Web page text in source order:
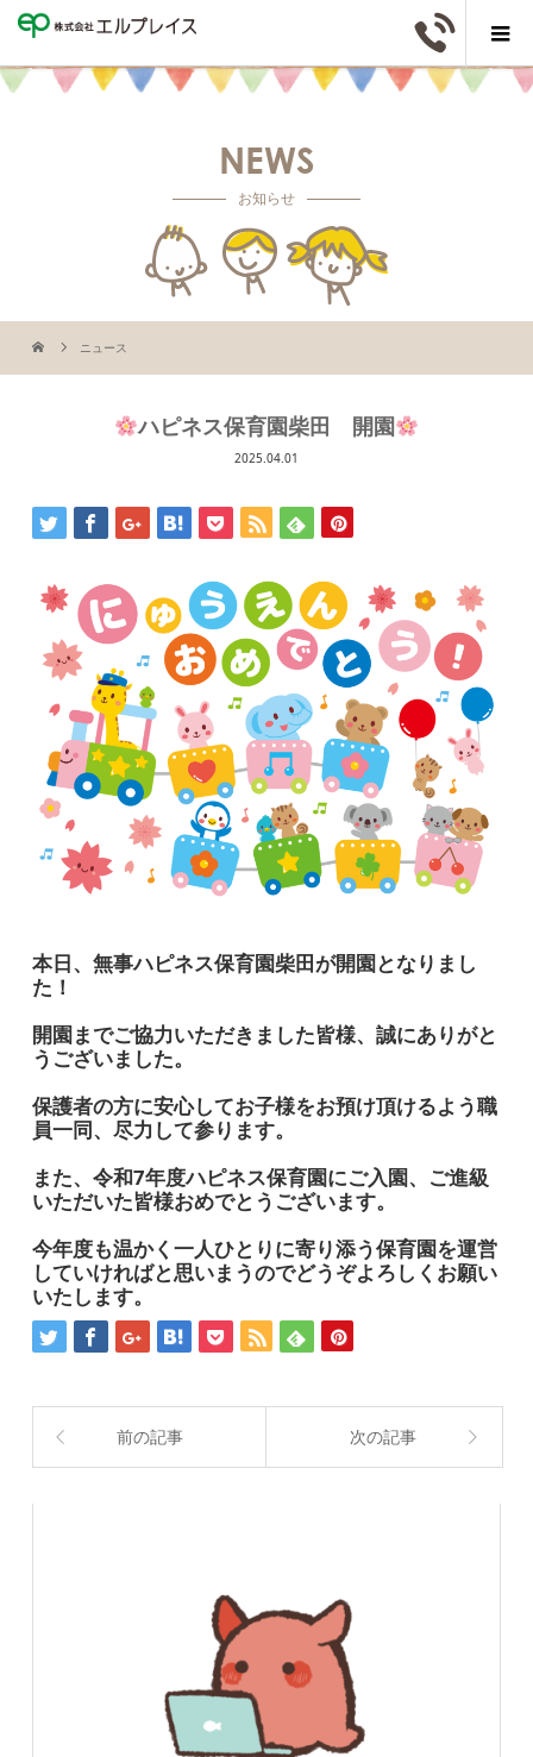
NEWS
お知らせ
ニュース
ハピネス保育園柴田 開園
2025.04.01
本日、無事ハピネス保育園柴田が開園となりまし
た！
開園までご協力いただきました皆様、誠にありがと
うございました。
保護者の方に安心してお子様をお預け頂けるよう職
員一同、尽力して参ります。
また、令和7年度ハピネス保育園にご入園、ご進級
いただいた皆様おめでとうございます。
今年度も温かく一人ひとりに寄り添う保育園を運営
していければと思いまうのでどうぞよろしくお願い
いたします。
前の記事 次の記事